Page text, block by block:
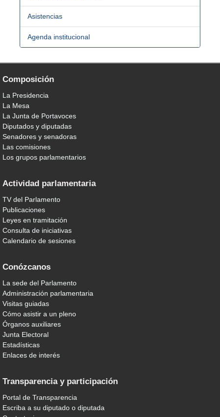
Asistencias
Agenda institucional
Composición
La Presidencia
La Mesa
La Junta de Portavoces
Diputados y diputadas
Senadores y senadoras
Las comisiones
Los grupos parlamentarios
Actividad parlamentaria
TV del Parlamento
Publicaciones
Leyes en tramitación
Consulta de iniciativas
Calendario de sesiones
Conózcanos
La sede del Parlamento
Administración parlamentaria
Visitas guiadas
Cómo asistir a un pleno
Órganos auxiliares
Junta Electoral
Estadísticas
Enlaces de interés
Transparencia y participación
Portal de Transparencia
Escriba a su diputado o diputada